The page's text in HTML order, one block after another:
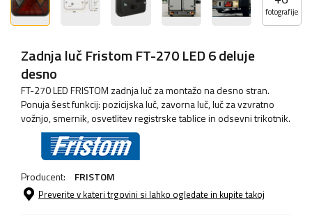
fotografije
Zadnja luč Fristom FT-270 LED 6 deluje
desno
FT-270 LED FRISTOM zadnja luč za montažo na desno stran.
Ponuja šest funkcij: pozicijska luč, zavorna luč, luč za vzvratno
vožnjo, smernik, osvetlitev registrske tablice in odsevni trikotnik.
Producent: FRISTOM
Preverite v kateri trgovini si lahko ogledate in kupite takoj